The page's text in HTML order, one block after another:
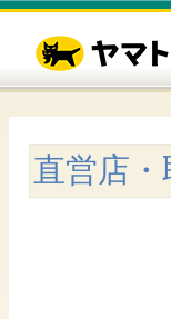
直営店